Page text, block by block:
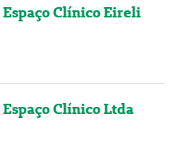
Clínico Eireli
Clínico Ltda